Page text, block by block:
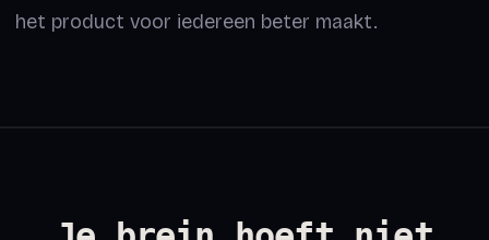
het product voor iedereen beter maakt.